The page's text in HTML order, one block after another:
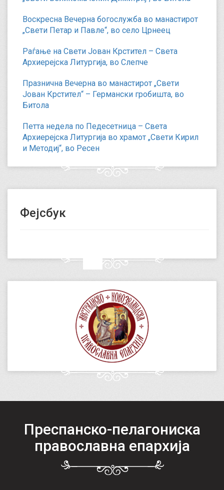
Воскресна Вечерна богослужба во манастирот
„Свети Петар и Павле“, во село Црнеец
Раѓање на Свети Јован Крстител – Света
Архиерејска Литургија, во Слепче
Празнична Вечерна во манастирот „Свети
Јован Крстител“ – Германски гробишта, во
Битола
Петта недела по Педесетница – Света
Архиерејска Литургија во храмот „Свети Кирил
и Методиј“, во Ресен
Фејсбук
Преспанско-пелагониска
православна епархија